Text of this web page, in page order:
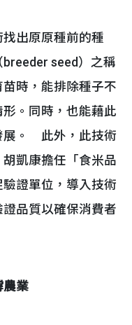
出原原種前的種
seed）之稱
時，能排除種子不
。同時，也能藉此
展。 此外，此技術
凱康擔任「食米品
證單位，導入技術
品質以確保消費者
農業